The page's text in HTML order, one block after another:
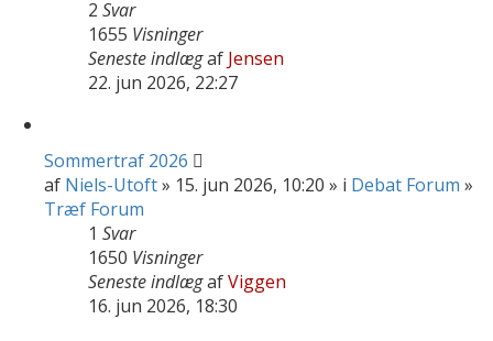
2 Svar
1655 Visninger
Seneste indlægaf Jensen
22. jun 2026, 22:27
Sommertraf 2026
af Niels-Utoft» 15. jun 2026, 10:20 » i Debat Forum »
Træf Forum
1 Svar
1650 Visninger
Seneste indlægafViggen
16. jun 2026, 18:30